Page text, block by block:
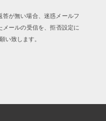
が無い場合、迷惑メールフ
ールの受信を、拒否設定に
い致します。